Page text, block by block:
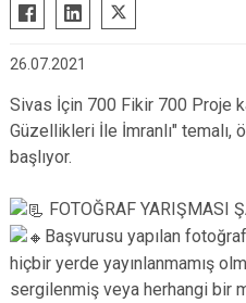
Altınyayla
Doğanşar
Gemerek
Gölova
Hafik
26.07.2021
Sivas İçin 700 Fikir 700 Proje
Güzellikleri İle İmranlı" temalı,
başlıyor.
FOTOĞRAF YARIŞMASI
Başvurusu yapılan
hiçbir yerde yayınlanmamış
sergilenmiş veya herhangi bir